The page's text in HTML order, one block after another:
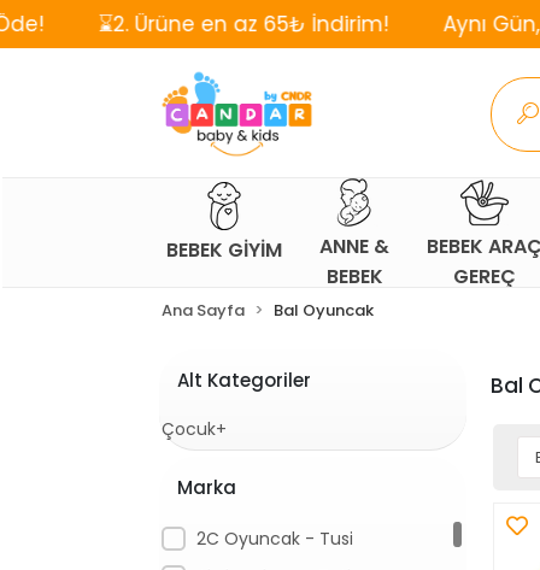
Ürüne en az 65₺ İndirim! Aynı Gün, Ücretsiz
BEBEK GİYİM
ANNE &
BEBEK
BEBEK ARAÇ
GEREÇ
Ana Sayfa Bal Oyuncak
Alt Kategoriler
Çocuk+
Marka
2C Oyuncak - Tusi
Bal